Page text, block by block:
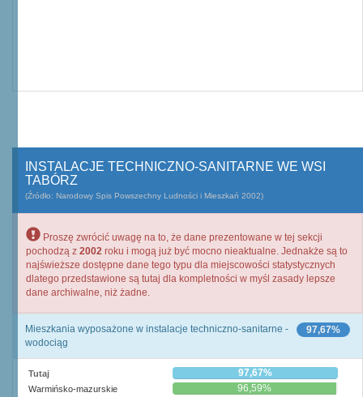
INSTALACJE TECHNICZNO-SANITARNE WE WSI
TABÓRZ
(Źródło: Narodowy Spis Powszechny Ludności i Mieszkań 2002)
Proszę zwrócić uwagę na to, że dane prezentowane w tej sekcji
pochodzą z 2002 roku i mogą już być mocno nieaktualne. Jednakże są to
najświeższe dostępne dane tego typu dla miejscowości statystycznych
dlatego przedstawione są tutaj dla kompletności w myśl zasady lepsze
dane archiwalne, niż żadne.
97,67%
Mieszkania wyposażone w instalacje techniczno-sanitarne -
wodociąg
Tutaj 97,67%
Warmińsko-mazurskie 96,59%